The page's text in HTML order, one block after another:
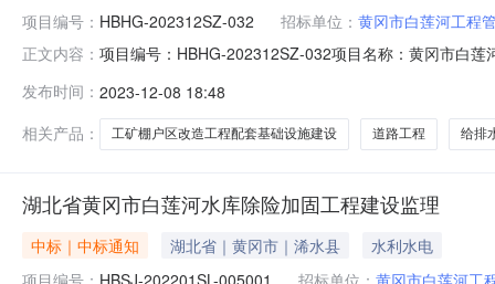
项目编号： HBHG-202312SZ-032 招标单位： 黄冈市白莲河工程
正文内容： 项目编号：HBHG-202312SZ-032项目名称：黄冈市白
12-08
发布时间： 2023-12-08 18:48
相关产品：
工矿棚户区改造工程配套基础设施建设 道路工程 给排
湖北省黄冈市白莲河水库除险加固工程建设监理
中标｜中标通知 湖北省｜黄冈市｜浠水县
水利水电
项目编号： HBSJ-202201SL-005001 招标单位： 黄冈市白莲河工